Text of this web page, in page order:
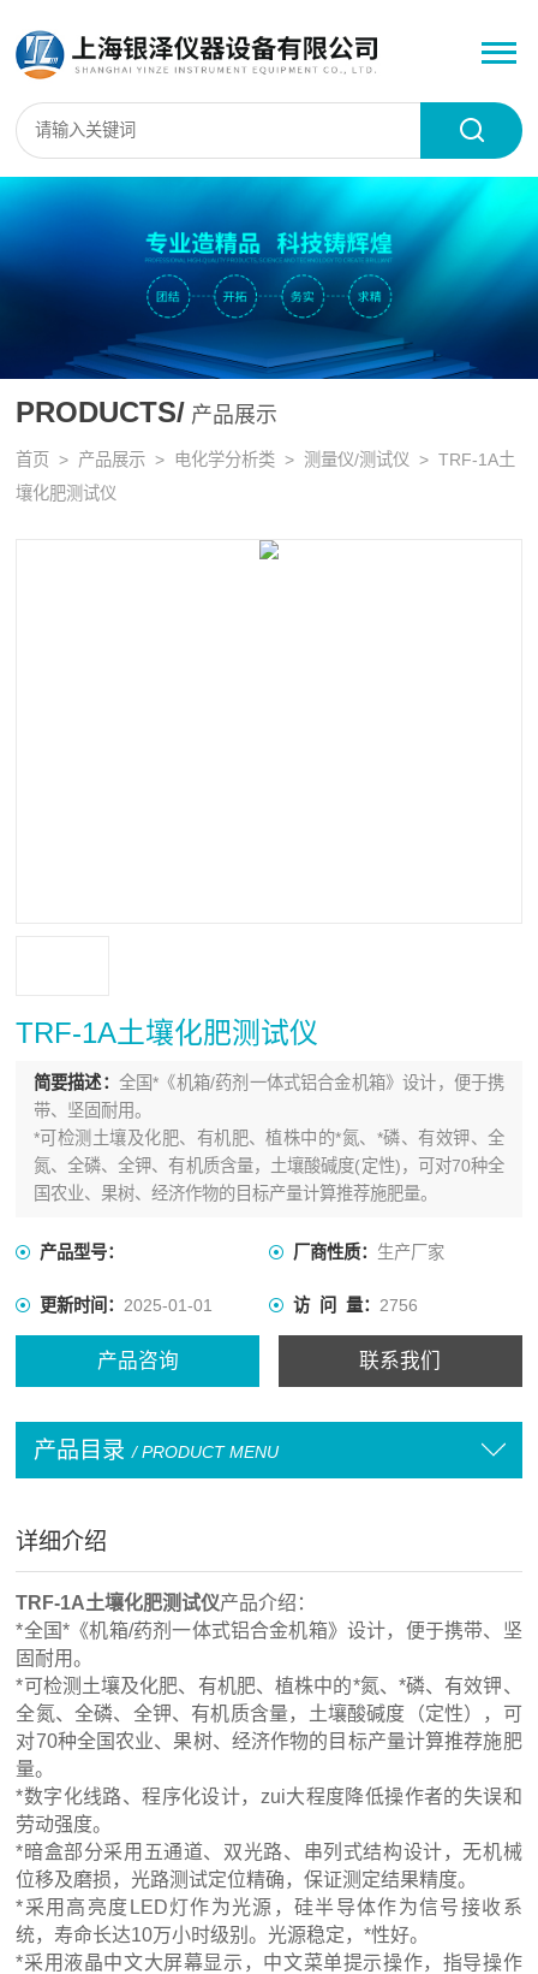
PRODUCTS/ 产品展示
首页 > 产品展示 > 电化学分析类 > 测量仪/测试仪 > TRF-1A土
壤化肥测试仪
TRF-1A土壤化肥测试仪
简要描述： 全国*《机箱/药剂一体式铝合金机箱》设计，便于携
带、坚固耐用。
*可检测土壤及化肥、有机肥、植株中的*氮、*磷、有效钾、全
氮、全磷、全钾、有机质含量，土壤酸碱度(定性)，可对70种全
国农业、果树、经济作物的目标产量计算推荐施肥量。
产品型号： 厂商性质： 生产厂家
更新时间：2025-01-01 访 问 量： 2756
产品咨询 联系我们
产品目录 / PRODUCT MENU
详细介绍
TRF-1A土壤化肥测试仪产品介绍：
*全国*《机箱/药剂一体式铝合金机箱》设计，便于携带、坚
固耐用。
*可检测土壤及化肥、有机肥、植株中的*氮、*磷、有效钾、
全氮、全磷、全钾、有机质含量，土壤酸碱度（定性），可
对70种全国农业、果树、经济作物的目标产量计算推荐施肥
量。
*数字化线路、程序化设计，zui大程度降低操作者的失误和
劳动强度。
*暗盒部分采用五通道、双光路、串列式结构设计，无机械
位移及磨损，光路测试定位精确，保证测定结果精度。
*采用高亮度LED灯作为光源，硅半导体作为信号接收系
统，寿命长达10万小时级别。光源稳定，*性好。
*采用液晶中文大屏幕显示，中文菜单提示操作，指导操作